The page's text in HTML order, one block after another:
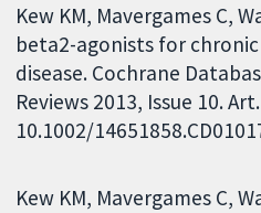
Kew KM, Mavergames C,
beta2-agonists for
disease. Cochrane
Reviews 2013, Issue 10.
10.1002/
Kew KM Mavergames C